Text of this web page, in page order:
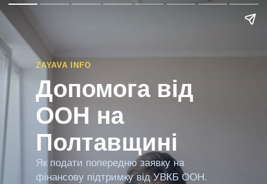
ZAYAVA INFO
Допомога від
ООН на
Полтавщині
Як подати попередню заявку на
фінансову підтримку від УВКБ ООН.